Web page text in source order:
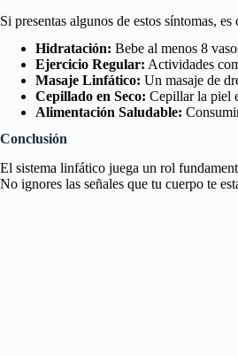
Si presentas algunos de estos síntomas,
Hidratación: Bebe al menos 8
Ejercicio Regular: Actividades
Masaje Linfático: Un masaje de
Cepillado en Seco: Cepillar la piel
Alimentación Saludable:
Conclusión
El sistema linfático juega un rol
No ignores las señales que tu cuerpo te